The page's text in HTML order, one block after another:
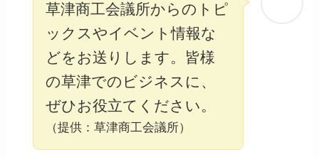
草津商工会議所からのトピ
ックスやイベント情報な
どをお送りします。皆様
の草津でのビジネスに、
ぜひお役立てください。
（提供：草津商工会議所）